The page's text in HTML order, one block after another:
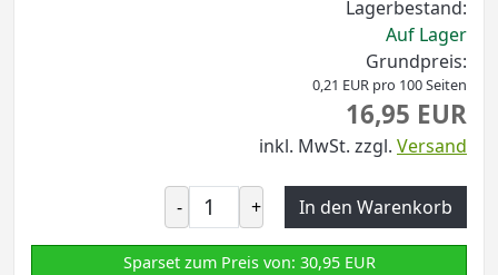
Lagerbestand:
Auf Lager
Grundpreis:
0,21 EUR pro 100 Seiten
16,95 EUR
inkl. MwSt. zzgl. Versand
- + In den Warenkorb
Sparset zum Preis von: 30,95 EUR